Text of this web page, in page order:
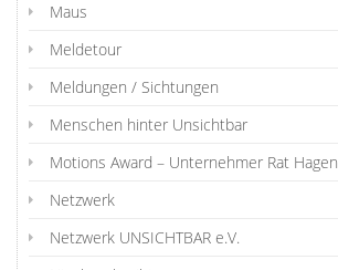
Maus
Meldetour
Meldungen / Sichtungen
Menschen hinter Unsichtbar
Motions Award – Unternehmer Rat Hagen
Netzwerk
Netzwerk UNSICHTBAR e.V.